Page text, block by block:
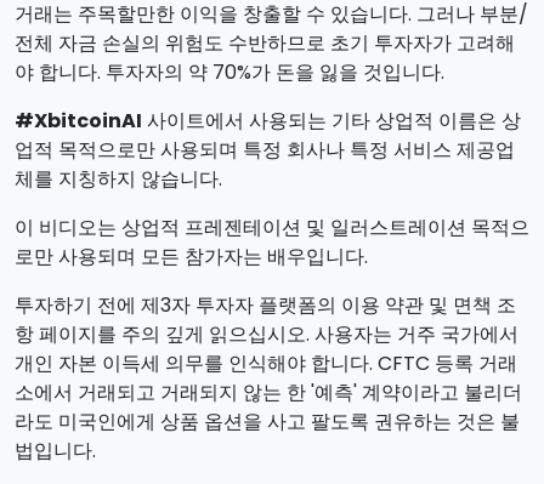
거래는 주목할만한 이익을 창출할 수 있습니다. 그러나 부분/
전체 자금 손실의 위험도 수반하므로 초기 투자자가 고려해
야 합니다. 투자자의 약 70%가 돈을 잃을 것입니다.
#XbitcoinAI 사이트에서 사용되는 기타 상업적 이름은 상
업적 목적으로만 사용되며 특정 회사나 특정 서비스 제공업
체를 지칭하지 않습니다.
이 비디오는 상업적 프레젠테이션 및 일러스트레이션 목적으
로만 사용되며 모든 참가자는 배우입니다.
투자하기 전에 제3자 투자자 플랫폼의 이용 약관 및 면책 조
항 페이지를 주의 깊게 읽으십시오. 사용자는 거주 국가에서
개인 자본 이득세 의무를 인식해야 합니다. CFTC 등록 거래
소에서 거래되고 거래되지 않는 한 '예측' 계약이라고 불리더
라도 미국인에게 상품 옵션을 사고 팔도록 권유하는 것은 불
법입니다.